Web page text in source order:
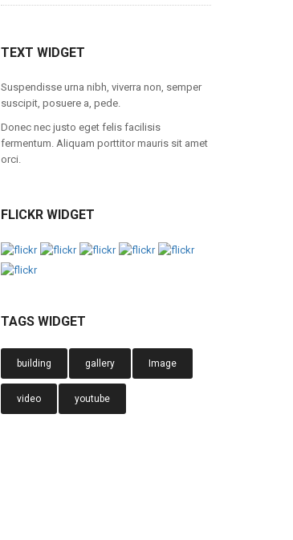
TEXT WIDGET
Suspendisse urna nibh, viverra non, semper
suscipit, posuere a, pede.
Donec nec justo eget felis facilisis
fermentum. Aliquam porttitor mauris sit amet
orci.
FLICKR WIDGET
TAGS WIDGET
building gallery Image
video youtube